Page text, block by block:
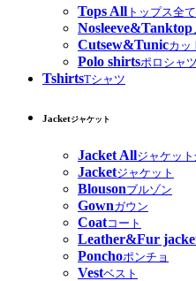
Tops All トップス全て
Nosleeve&Tanktop
Cutsew&Tunicカッ
Polo shirtsポロシャツ
TshirtsTシャツ
Jacketジャケット
Jacket Allジャケッ
Jacketジャケット
Blousonブルゾン
Gownガウン
Coatコート
Leather&Fur
Ponchoポンチョ
Vestベスト